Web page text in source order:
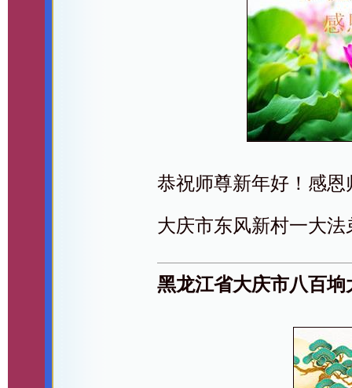
恭祝师尊新年好！感
大庆市东风新村一大法
黑龙江省大庆市八百